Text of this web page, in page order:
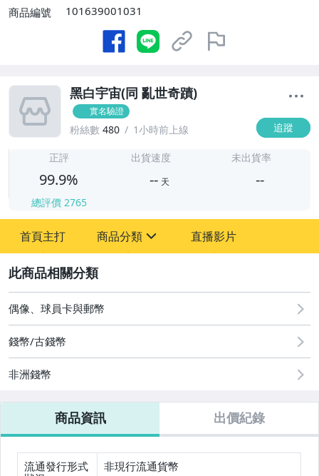
商品編號
101639001031
黑白宇宙(同 亂世奇蹟)
實名驗證
粉絲數 480 1小時前上線 追蹤
正評
99.9%
總評價 2765
出貨速度
-- 天
未出貨率
--
首頁主打 商品分類
偶像、球員卡與郵幣
直播影片
偶像、球員卡與郵幣
錢幣/古錢幣
非洲錢幣
商品資訊 出價紀錄
流通發行形式
非現行流通貨幣